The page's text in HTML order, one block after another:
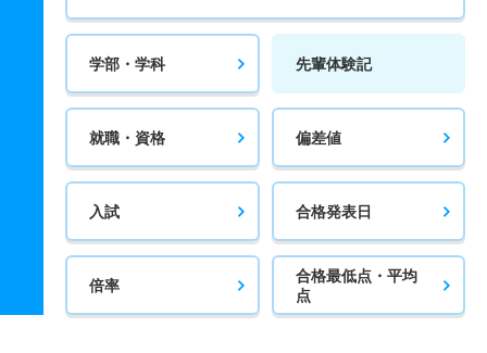
学部・学科 先輩体験記
就職・資格 偏差値
入試 合格発表日
倍率
合格最低点・平均
点